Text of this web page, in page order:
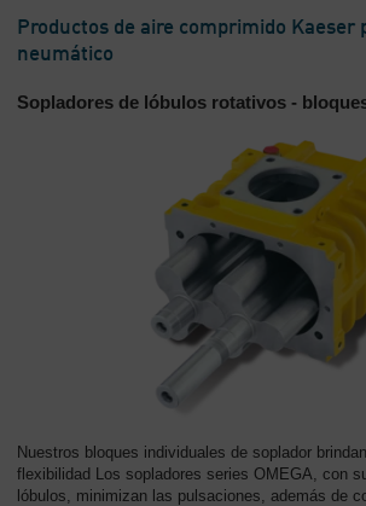
Productos de aire comprimido Kaeser
neumático
Sopladores de lóbulos rotativos -
Nuestros bloques individuales de soplador
flexibilidad Los sopladores series OMEGA, con
lóbulos, minimizan las pulsaciones, además de